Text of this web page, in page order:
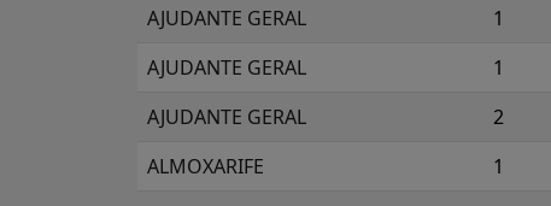
AJUDANTE GERAL
1
AJUDANTE GERAL
1
AJUDANTE GERAL
2
ALMOXARIFE
1